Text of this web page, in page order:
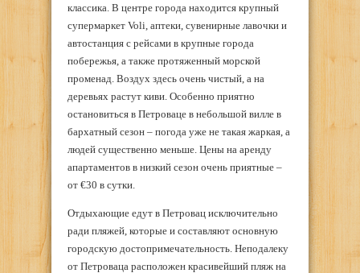
классика. В центре города находится крупный
супермаркет Voli, аптеки, сувенирные лавочки и
автостанция с рейсами в крупные города
побережья, а также протяженный морской
променад. Воздух здесь очень чистый, а на
деревьях растут киви. Особенно приятно
остановиться в Петроваце в небольшой вилле в
бархатный сезон – погода уже не такая жаркая, а
людей существенно меньше. Цены на аренду
апартаментов в низкий сезон очень приятные –
от €30 в сутки.
Отдыхающие едут в Петровац исключительно
ради пляжей, которые и составляют основную
городскую достопримечательность. Неподалеку
от Петроваца расположен красивейший пляж на